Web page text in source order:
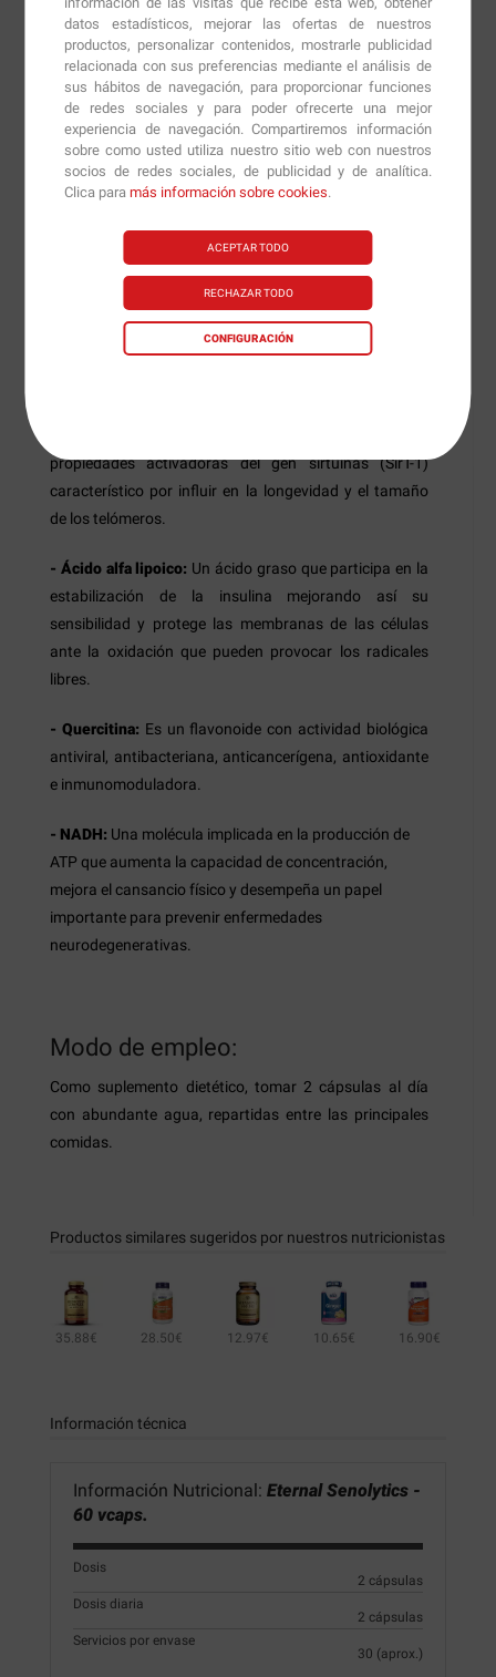
datos estadísticos, mejorar las ofertas de nuestros
productos, personalizar contenidos, mostrarle publicidad
relacionada con sus preferencias mediante el análisis de
sus hábitos de navegación, para proporcionar funciones
de redes sociales y para poder ofrecerte una mejor
experiencia de navegación. Compartiremos información
sobre como usted utiliza nuestro sitio web con nuestros
socios de redes sociales, de publicidad y de analítica.
Clica paramás información sobre cookies.
ACEPTAR TODO
RECHAZAR TODO
CONFIGURACIÓN
estado físico y un estado de salud óptimo durante su
envejecimiento. Es especialmente recomendado para
personas a partir de los 40 años, que se cuidan y
desean prolongar su esperanza y calidad de vida.
Eternal Senolytics consiste en:
- Acetil L-carnitina:Un aminoácido con poder
diabetes o el síndrome metabólico mediante un
incremento de la energía mitocondrial.
- Ubiquinol:
Una molécula antioxidante que participa
en procesos de producción de energía celular (ATP) a
propiedades activadoras del gen sirtuinas (SirT-1)
característico por influir en la longevidad y el tamaño
de los telómeros.
- Ácido alfa lipoico: Un ácido graso que participa en la
estabilización de la insulina mejorando así su
sensibilidad y protege las membranas de las células
ante la oxidación que pueden provocar los radicales
libres.
- Quercitina: Es un flavonoide con actividad biológica
antiviral, antibacteriana, anticancerígena, antioxidante
e inmunomoduladora.
- NADH: Una molécula implicada en la producción de
ATP que aumenta la capacidad de concentración,
mejora el cansancio físico y desempeña un papel
importante para prevenir enfermedades
neurodegenerativas.
Modo de empleo:
Como suplemento dietético, tomar 2 cápsulas al día
con abundante agua, repartidas entre las principales
comidas.
Productos similares sugeridos por nuestros nutricionistas
35.88€ 28.50€ 12.97€ 10.65€ 16.90€
Información técnica
Información Nutricional: Eternal Senolytics -
60 vcaps.
Dosis
2 cápsulas
Dosis diaria
2 cápsulas
Servicios por envase
30 (aprox.)